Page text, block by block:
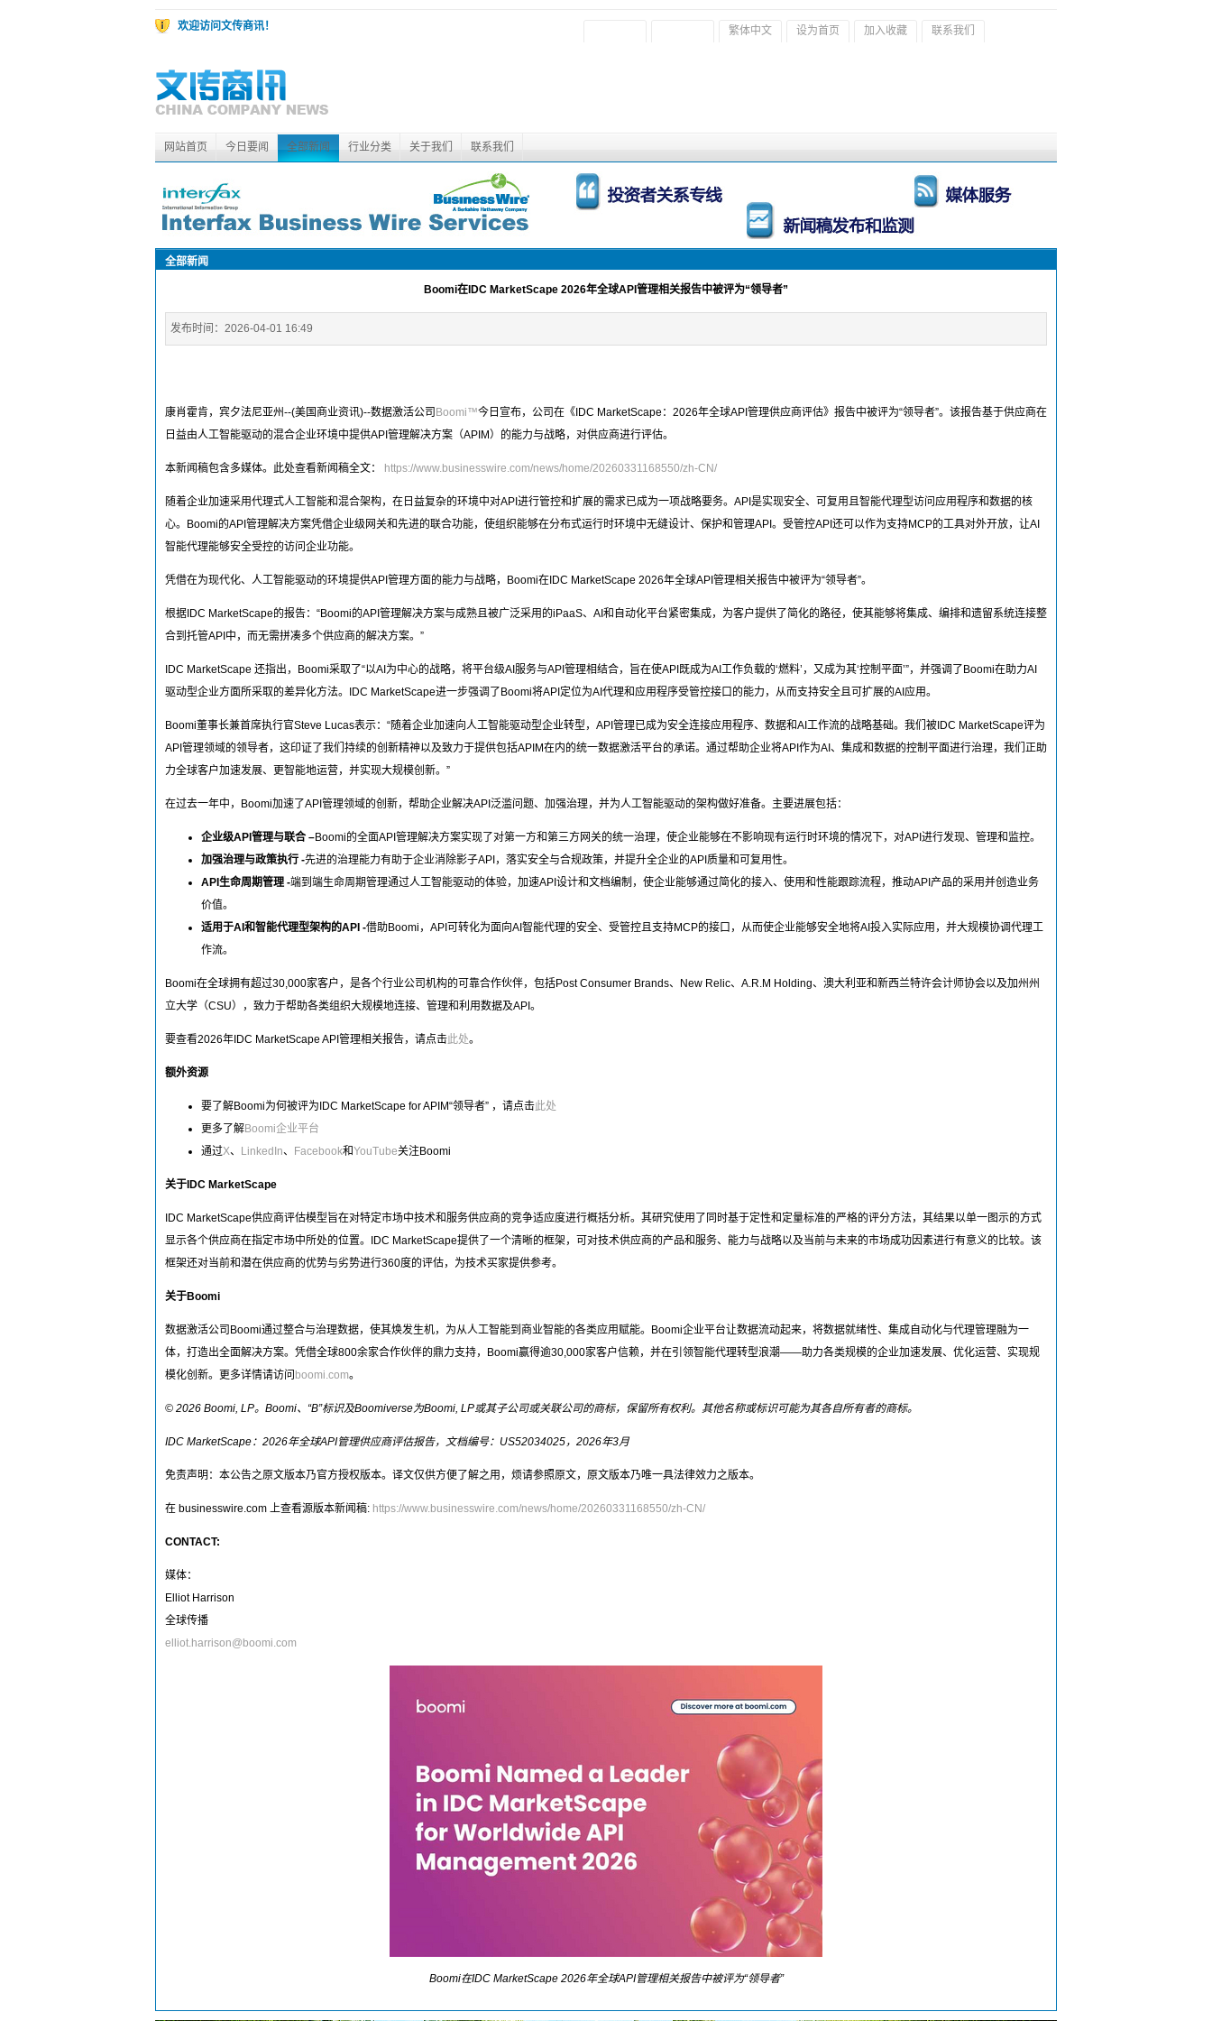
欢迎访问文传商讯！ 繁体中文 设为首页 加入收藏 联系我们
网站首页 今日要闻 全部新闻 行业分类 关于我们 联系我们
全部新闻
Boomi在IDC MarketScape 2026年全球API管理相关报告中被评为“领导者”
发布时间： 2026-04-01 16:49
康肖霍肯，宾夕法尼亚州--(美国商业资讯)--数据激活公司 Boomi™今日宣布，公司在《IDC MarketScape：2026年全球API管理供应商评估》报告中被评为“领导者”。该报告基于供应商在
日益由人工智能驱动的混合企业环境中提供API管理解决方案（APIM）的能力与战略，对供应商进行评估。
本新闻稿包含多媒体。此处查看新闻稿全文： https://www.businesswire.com/news/home/20260331168550/zh-CN/
随着企业加速采用代理式人工智能和混合架构，在日益复杂的环境中对API进行管控和扩展的需求已成为一项战略要务。API是实现安全、可复用且智能代理型访问应用程序和数据的核
心。Boomi的API管理解决方案凭借企业级网关和先进的联合功能，使组织能够在分布式运行时环境中无缝设计、保护和管理API。受管控API还可以作为支持MCP的工具对外开放，让AI
智能代理能够安全受控的访问企业功能。
凭借在为现代化、人工智能驱动的环境提供API管理方面的能力与战略，Boomi在IDC MarketScape 2026年全球API管理相关报告中被评为“领导者”。
根据IDC MarketScape的报告：“Boomi的API管理解决方案与成熟且被广泛采用的iPaaS、AI和自动化平台紧密集成，为客户提供了简化的路径，使其能够将集成、编排和遗留系统连接整
合到托管API中，而无需拼凑多个供应商的解决方案。”
IDC MarketScape 还指出，Boomi采取了“以AI为中心的战略，将平台级AI服务与API管理相结合，旨在使API既成为AI工作负载的‘燃料’，又成为其‘控制平面’”，并强调了Boomi在助力AI
驱动型企业方面所采取的差异化方法。IDC MarketScape进一步强调了Boomi将API定位为AI代理和应用程序受管控接口的能力，从而支持安全且可扩展的AI应用。
Boomi董事长兼首席执行官Steve Lucas表示：“随着企业加速向人工智能驱动型企业转型，API管理已成为安全连接应用程序、数据和AI工作流的战略基础。我们被IDC MarketScape评为
API管理领域的领导者，这印证了我们持续的创新精神以及致力于提供包括APIM在内的统一数据激活平台的承诺。通过帮助企业将API作为AI、集成和数据的控制平面进行治理，我们正助
力全球客户加速发展、更智能地运营，并实现大规模创新。”
在过去一年中，Boomi加速了API管理领域的创新，帮助企业解决API泛滥问题、加强治理，并为人工智能驱动的架构做好准备。主要进展包括：
企业级API管理与联合 –Boomi的全面API管理解决方案实现了对第一方和第三方网关的统一治理，使企业能够在不影响现有运行时环境的情况下，对API进行发现、管理和监控。
加强治理与政策执行 -先进的治理能力有助于企业消除影子API，落实安全与合规政策，并提升全企业的API质量和可复用性。
API生命周期管理 -端到端生命周期管理通过人工智能驱动的体验，加速API设计和文档编制，使企业能够通过简化的接入、使用和性能跟踪流程，推动API产品的采用并创造业务
价值。
适用于AI和智能代理型架构的API -借助Boomi，API可转化为面向AI智能代理的安全、受管控且支持MCP的接口，从而使企业能够安全地将AI投入实际应用，并大规模协调代理工
作流。
Boomi在全球拥有超过30,000家客户，是各个行业公司机构的可靠合作伙伴，包括Post Consumer Brands、New Relic、A.R.M Holding、澳大利亚和新西兰特许会计师协会以及加州州
立大学（CSU），致力于帮助各类组织大规模地连接、管理和利用数据及API。
要查看2026年IDC MarketScape API管理相关报告，请点击此处。
额外资源
要了解Boomi为何被评为IDC MarketScape for APIM“领导者” ，请点击此处
更多了解Boomi企业平台
通过X、 LinkedIn、 Facebook和YouTube关注Boomi
关于IDC MarketScape
IDC MarketScape供应商评估模型旨在对特定市场中技术和服务供应商的竞争适应度进行概括分析。其研究使用了同时基于定性和定量标准的严格的评分方法，其结果以单一图示的方式
显示各个供应商在指定市场中所处的位置。IDC MarketScape提供了一个清晰的框架，可对技术供应商的产品和服务、能力与战略以及当前与未来的市场成功因素进行有意义的比较。该
框架还对当前和潜在供应商的优势与劣势进行360度的评估，为技术买家提供参考。
关于Boomi
数据激活公司Boomi通过整合与治理数据，使其焕发生机，为从人工智能到商业智能的各类应用赋能。Boomi企业平台让数据流动起来，将数据就绪性、集成自动化与代理管理融为一
体，打造出全面解决方案。凭借全球800余家合作伙伴的鼎力支持，Boomi赢得逾30,000家客户信赖，并在引领智能代理转型浪潮——助力各类规模的企业加速发展、优化运营、实现规
模化创新。更多详情请访问 boomi.com。
© 2026 Boomi, LP。Boomi、“B”标识及Boomiverse为Boomi, LP或其子公司或关联公司的商标，保留所有权利。其他名称或标识可能为其各自所有者的商标。
IDC MarketScape：2026年全球API管理供应商评估报告，文档编号：US52034025，2026年3月
免责声明：本公告之原文版本乃官方授权版本。译文仅供方便了解之用，烦请参照原文，原文版本乃唯一具法律效力之版本。
在 businesswire.com 上查看源版本新闻稿: https://www.businesswire.com/news/home/20260331168550/zh-CN/
CONTACT:
媒体：
Elliot Harrison
全球传播
elliot.harrison@boomi.com
Boomi在IDC MarketScape 2026年全球API管理相关报告中被评为“领导者”